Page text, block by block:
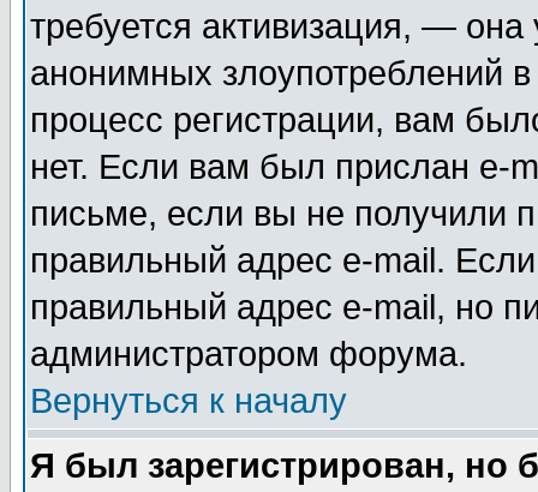
требуется активизация, —
анонимных злоупотреблений
процесс регистрации, вам
нет. Если вам был прислан e-
письме, если вы не получили
правильный адрес e-mail.
правильный адрес e-mail, но
администратором форума.
Вернуться к началу
Я был зарегистрирован, но